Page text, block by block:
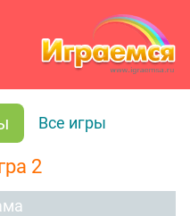
Все игры
2